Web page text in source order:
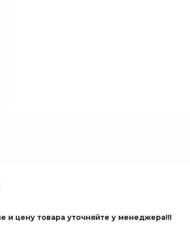
и цену товара уточняйте у менеджера!!!